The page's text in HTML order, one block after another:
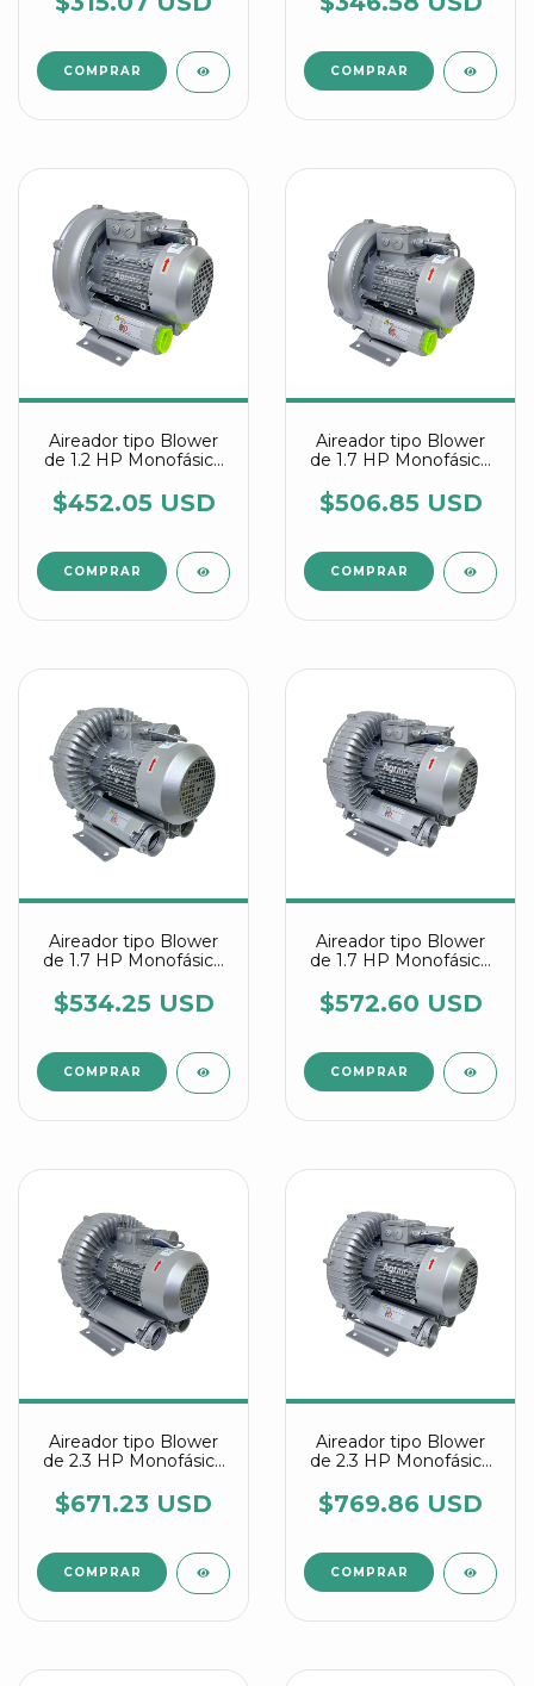
Aireador tipo Blower
de 1.2 HP Monofásico
7AV15
$452.05 USD
Aireador tipo Blower
de 1.7 HP Monofásico
7AV25
$506.85 USD
Aireador tipo Blower
de 1.7 HP Monofásico
7AA11
$534.25 USD
Aireador tipo Blower
de 1.7 HP Monofásico
7AV15
$572.60 USD
Aireador tipo Blower
de 2.3 HP Monofásico
7AV26
$671.23 USD
Aireador tipo Blower
de 2.3 HP Monofásico
7AV25
$769.86 USD